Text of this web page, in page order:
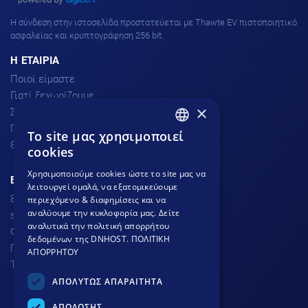
H σύνδεση στην ιστοσελίδα προστατεύεται με Thawte EV πιστοποιητικό
ασφαλείας και κρυπτογράφηση 256 bit.
H ΕΤΑΙΡΙΑ
Ποιοί είμαστε
Γιατί ξεχωρίζουμε
Σχόλια πελατών
Προσφορές
Θέσεις Εργασίας
ΕΞΥΠΗΡΕΤΗΣΗ ΠΕΛΑΤΩΝ
801.300.3520 - 210.953.6767
support
dnhost.gr
Φόρμα επικοινωνίας
Γνωσιακή βάση
Τρόποι Πληρωμής
GREEK
×
To site μας χρησιμοποιεί
cookies
Χρησιμοποιούμε cookies ώστε το site μας να
λειτουργεί ομαλά, να εξατομικεύουμε
περιεχόμενο & διαφημίσεις και να
αναλύουμε την κυκλοφορία μας. Δείτε
αναλυτικά την πολιτική απορρήτου
δεδομένων της DNHOST. ΠΟΛΙΤΙΚΗ
ΑΠΟΡΡΗΤΟΥ
ΑΠΟΛΥΤΩΣ ΑΠΑΡΑΙΤΗΤΑ